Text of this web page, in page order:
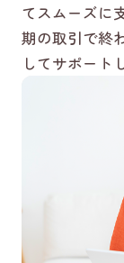
てスムーズに
期の取引で終
してサポート